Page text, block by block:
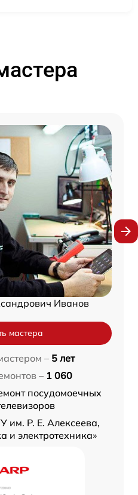
Иванов
мастера
– 5 лет
– 1 060
посудомоечных
им. Р. Е. Алексеева,
и электротехника»